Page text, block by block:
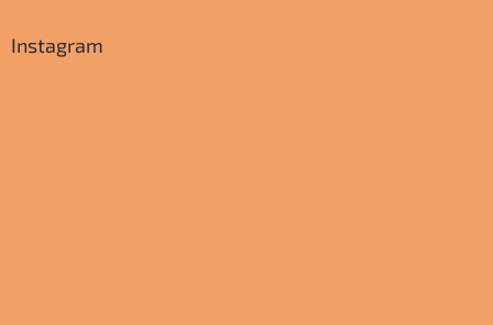
Instagram